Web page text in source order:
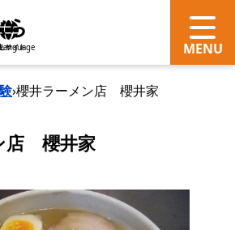
Language
›櫻井ラーメン店 櫻井家
店 櫻井家